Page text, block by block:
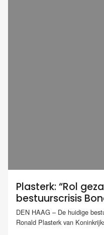
Plasterk: “Rol
bestuurscrisis
DEN HAAG – De huidige
Ronald Plasterk van